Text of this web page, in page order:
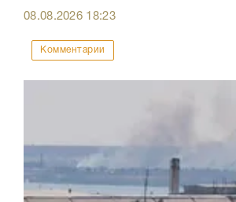
08.08.2026 18:23
Комментарии